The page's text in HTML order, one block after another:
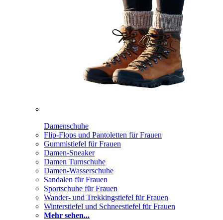
Damenschuhe
Flip-Flops und Pantoletten für Frauen
Gummistiefel für Frauen
Damen-Sneaker
Damen Turnschuhe
Damen-Wasserschuhe
Sandalen für Frauen
Sportschuhe für Frauen
Wander- und Trekkingstiefel für Frauen
Winterstiefel und Schneestiefel für Frauen
Mehr sehen...